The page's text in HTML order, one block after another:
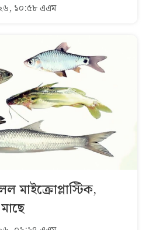
১০:৫৮ এএম
মাইক্রোপ্লাস্টিক,